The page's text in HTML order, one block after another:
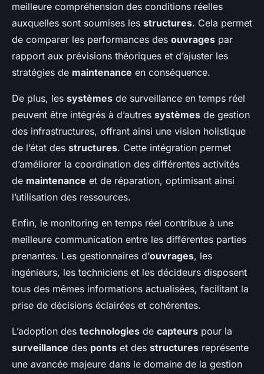
meilleure compréhension des conditions réelles
auxquelles sont soumises les structures. Cela permet
de comparer les performances des ouvrages par
rapport aux prévisions théoriques et d’ajuster les
stratégies de maintenance en conséquence.
De plus, les systèmes de surveillance en temps réel
peuvent être intégrés à d’autres systèmes de gestion
des infrastructures, offrant ainsi une vision holistique
de l’état des structures. Cette intégration permet
d’améliorer la coordination des différentes activités
de maintenance et de réparation, optimisant ainsi
l’utilisation des ressources.
Enfin, le monitoring en temps réel contribue à une
meilleure communication entre les différentes parties
prenantes. Les gestionnaires d’ouvrages, les
ingénieurs, les techniciens et les décideurs disposent
tous des mêmes informations actualisées, facilitant la
prise de décisions éclairées et cohérentes.
L’adoption des technologies de capteurs pour la
surveillance des ponts et des structures représente
une avancée majeure dans le domaine de la gestion